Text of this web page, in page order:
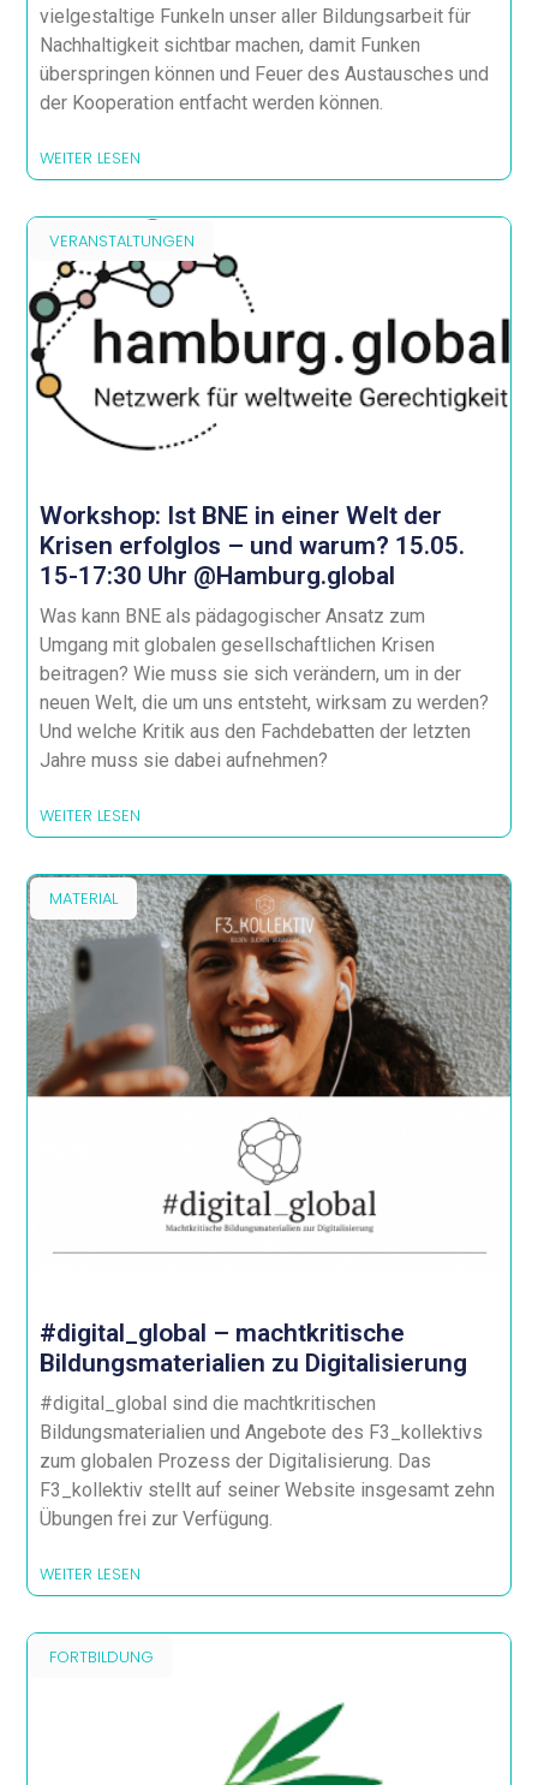
vielgestaltige Funkeln unser aller Bildungsarbeit für
Nachhaltigkeit sichtbar machen, damit Funken
überspringen können und Feuer des Austausches und
der Kooperation entfacht werden können.
WEITER LESEN
VERANSTALTUNGEN
Workshop: Ist BNE in einer Welt der
Krisen erfolglos – und warum? 15.05.
15-17:30 Uhr @Hamburg.global
Was kann BNE als pädagogischer Ansatz zum
Umgang mit globalen gesellschaftlichen Krisen
beitragen? Wie muss sie sich verändern, um in der
neuen Welt, die um uns entsteht, wirksam zu werden?
Und welche Kritik aus den Fachdebatten der letzten
Jahre muss sie dabei aufnehmen?
WEITER LESEN
MATERIAL
#digital_global – machtkritische
Bildungsmaterialien zu Digitalisierung
#digital_global sind die machtkritischen
Bildungsmaterialien und Angebote des F3_kollektivs
zum globalen Prozess der Digitalisierung. Das
F3_kollektiv stellt auf seiner Website insgesamt zehn
Übungen frei zur Verfügung.
WEITER LESEN
FORTBILDUNG